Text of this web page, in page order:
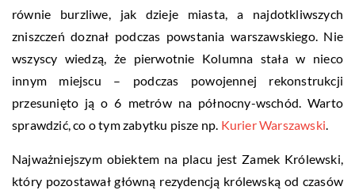
równie burzliwe, jak dzieje miasta, a najdotkliwszych
zniszczeń doznał podczas powstania warszawskiego. Nie
wszyscy wiedzą, że pierwotnie Kolumna stała w nieco
innym miejscu – podczas powojennej rekonstrukcji
przesunięto ją o 6 metrów na północny-wschód. Warto
sprawdzić, co o tym zabytku pisze np. Kurier Warszawski.
Najważniejszym obiektem na placu jest Zamek Królewski,
który pozostawał główną rezydencją królewską od czasów